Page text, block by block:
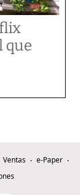
que
Ventas
e-Paper